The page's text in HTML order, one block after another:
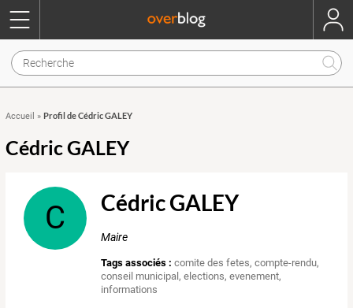
Accueil » Profil de Cédric GALEY
Cédric GALEY
C Cédric GALEY
Maire
Tags associés : comite des fetes,compte-rendu,
conseil municipal,elections,evenement,
informations